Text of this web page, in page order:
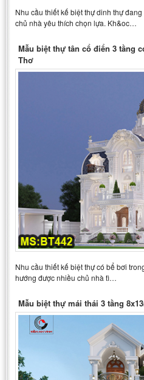
Nhu cầu thiết kế biệt thự dinh thự
chủ nhà yêu thích chọn lựa. Kh&oc…
Mẫu biệt thự tân cổ điển 3 tầng
Thơ
Nhu cầu thiết kế biệt thự có bể bơi
hướng được nhiều chủ nhà tì…
Mẫu biệt thự mái thái 3 tầng